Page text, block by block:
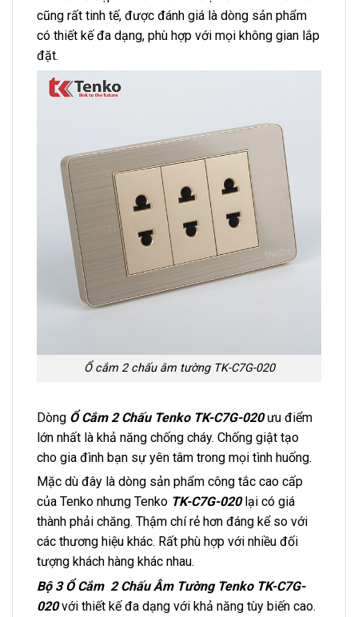
cũng rất tinh tế, được đánh giá là dòng sản phẩm
có thiết kế đa dạng, phù hợp với mọi không gian lắp
đặt.
Ổ cắm 2 chấu âm tường TK-C7G-020
Dòng Ổ Cắm 2 Chấu Tenko TK-C7G-020ưu điểm
lớn nhất là khả năng chống cháy. Chống giật tạo
cho gia đình bạn sự yên tâm trong mọi tình huống.
Mặc dù đây là dòng sản phẩm công tắc cao cấp
của Tenko nhưng Tenko TK-C7G-020lại có giá
thành phải chăng. Thậm chí rẻ hơn đáng kể so với
các thương hiệu khác. Rất phù hợp với nhiều đối
tượng khách hàng khác nhau.
Bộ 3 Ổ Cắm 2 Chấu Âm Tường Tenko TK-C7G-
020với thiết kế đa dạng với khả năng tùy biến cao.